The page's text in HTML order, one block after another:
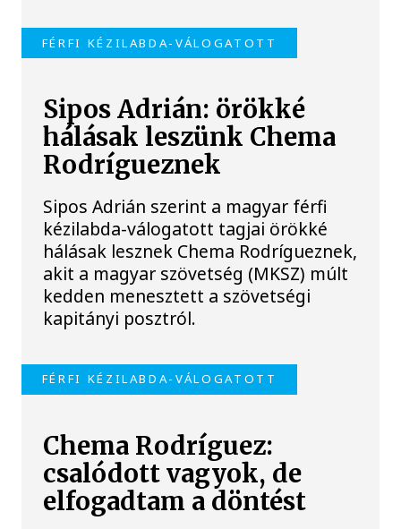
FÉRFI KÉZILABDA-VÁLOGATOTT
Sipos Adrián: örökké
hálásak leszünk Chema
Rodrígueznek
Sipos Adrián szerint a magyar férfi
kézilabda-válogatott tagjai örökké
hálásak lesznek Chema Rodrígueznek,
akit a magyar szövetség (MKSZ) múlt
kedden menesztett a szövetségi
kapitányi posztról.
FÉRFI KÉZILABDA-VÁLOGATOTT
Chema Rodríguez:
csalódott vagyok, de
elfogadtam a döntést